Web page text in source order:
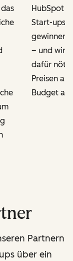
HubSpot
Start-ups,
gewinnen
– und wir
dafür
Preisen
Budget
Partnern
über ein